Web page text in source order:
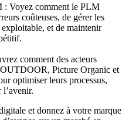
: Voyez comment le PLM
coûteuses, de gérer les
et de maintenir
comment des acteurs
Picture Organic et
optimiser leurs processus,
et donnez à votre marque